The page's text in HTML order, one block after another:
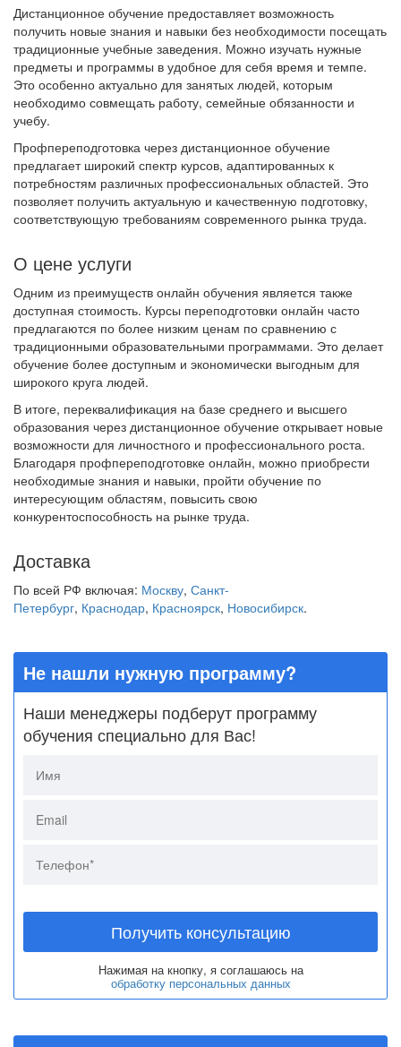
Дистанционное обучение предоставляет возможность
получить новые знания и навыки без необходимости посещать
традиционные учебные заведения. Можно изучать нужные
предметы и программы в удобное для себя время и темпе.
Это особенно актуально для занятых людей, которым
необходимо совмещать работу, семейные обязанности и
учебу.
Профпереподготовка через дистанционное обучение
предлагает широкий спектр курсов, адаптированных к
потребностям различных профессиональных областей. Это
позволяет получить актуальную и качественную подготовку,
соответствующую требованиям современного рынка труда.
О цене услуги
Одним из преимуществ онлайн обучения является также
доступная стоимость. Курсы переподготовки онлайн часто
предлагаются по более низким ценам по сравнению с
традиционными образовательными программами. Это делает
обучение более доступным и экономически выгодным для
широкого круга людей.
В итоге, переквалификация на базе среднего и высшего
образования через дистанционное обучение открывает новые
возможности для личностного и профессионального роста.
Благодаря профпереподготовке онлайн, можно приобрести
необходимые знания и навыки, пройти обучение по
интересующим областям, повысить свою
конкурентоспособность на рынке труда.
Доставка
По всей РФ включая: Москву, Санкт-
Петербург, Краснодар, Красноярск, Новосибирск.
Не нашли нужную программу?
Наши менеджеры подберут программу
обучения специально для Вас!
Получить консультацию
Нажимая на кнопку, я соглашаюсь на
обработку персональных данных